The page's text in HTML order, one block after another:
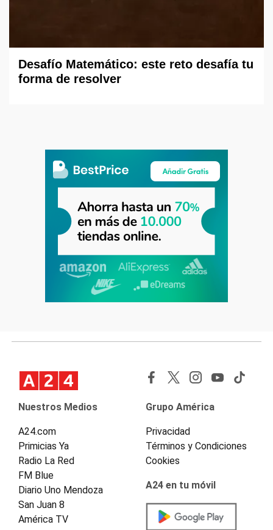
Desafío Matemático: este reto desafía tu
forma de resolver
Nuestros Medios
A24.com
Primicias Ya
Radio La Red
FM Blue
Diario Uno Mendoza
San Juan 8
América TV
Grupo América
Privacidad
Términos y Condiciones
Cookies
A24 en tu móvil